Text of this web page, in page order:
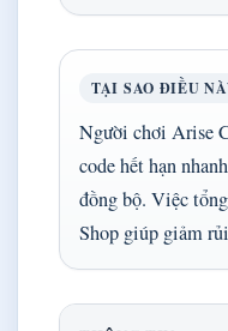
TẠI SAO ĐIỀU
Người chơi Arise
code hết hạn
đồng bộ. Việc
Shop giúp giảm